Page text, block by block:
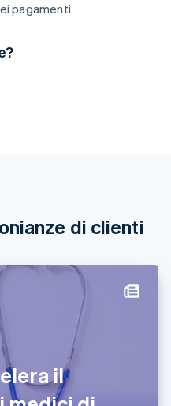
pagamenti
di clienti
il